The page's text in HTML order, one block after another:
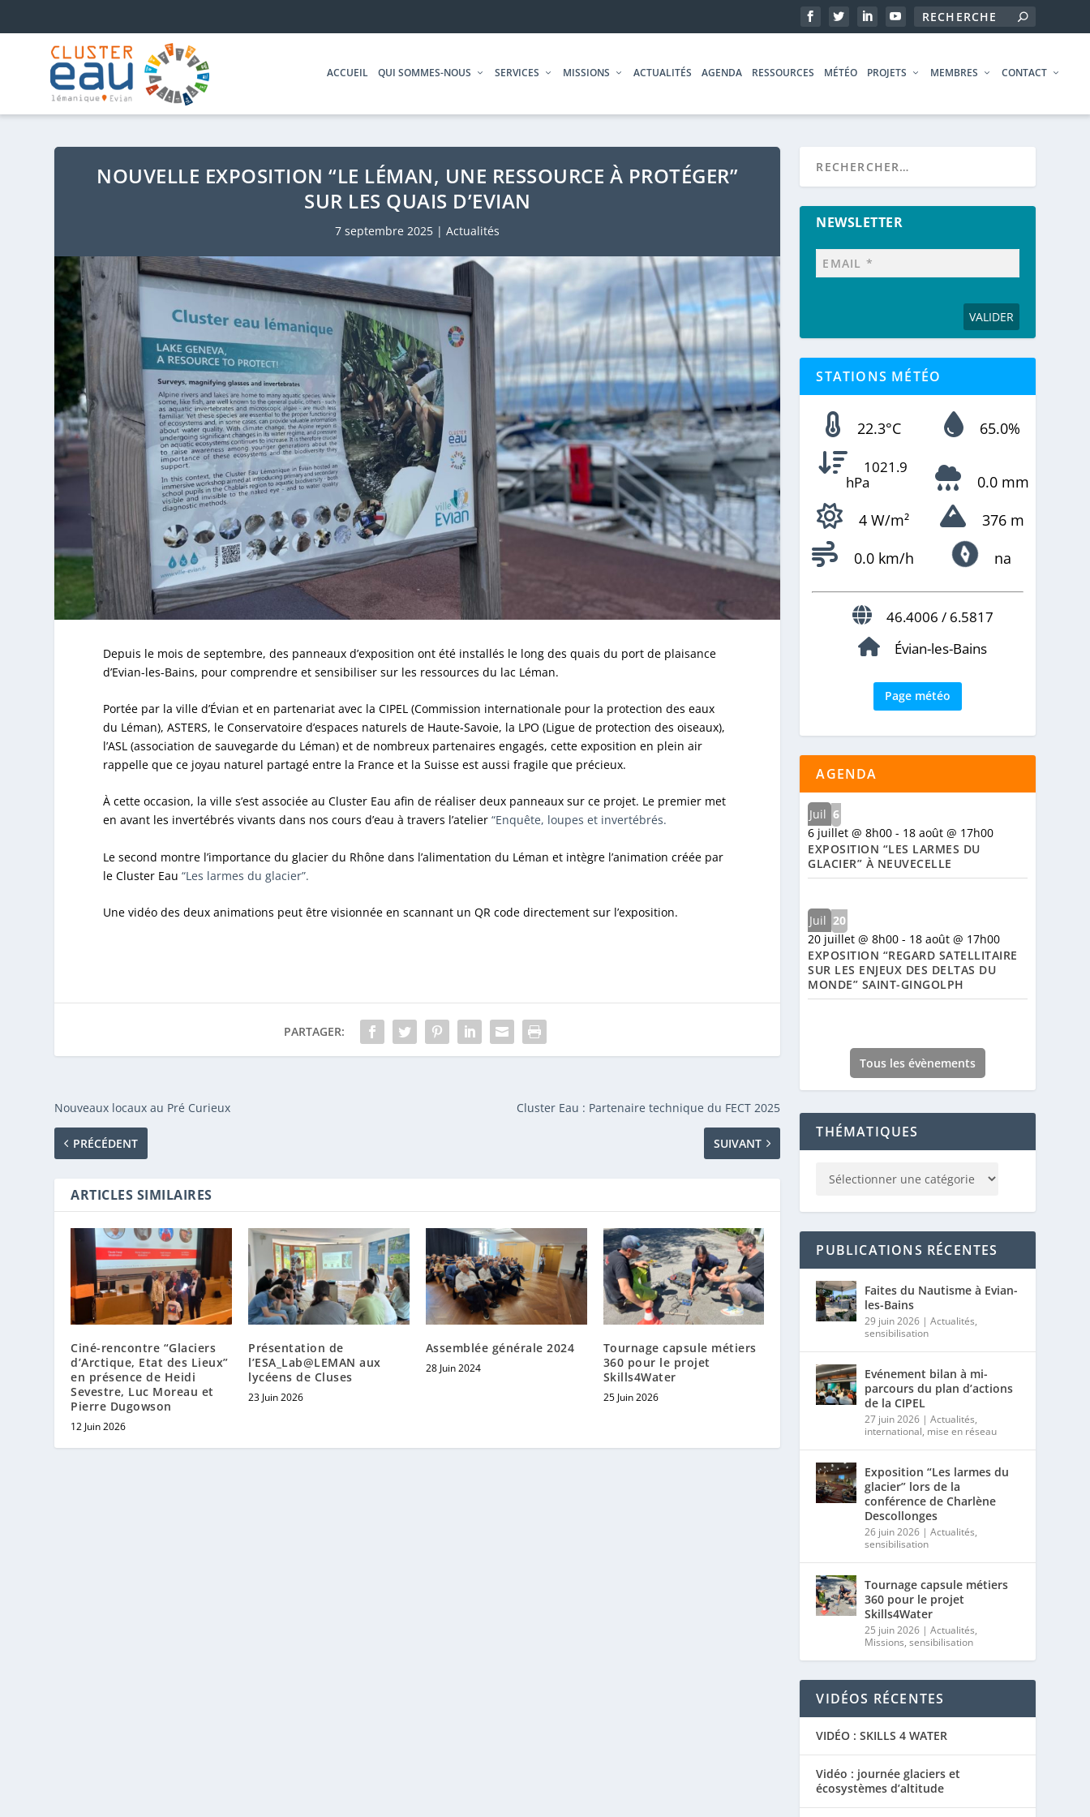
ACCUEIL QUI SOMMES-NOUS SERVICES MISSIONS ACTUALITÉS AGENDA RESSOURCES MÉTÉO PROJETS MEMBRES CONTACT
NOUVELLE EXPOSITION “LE LÉMAN, UNE RESSOURCE À PROTÉGER”
SUR LES QUAIS D’EVIAN
7 septembre 2025 |Actualités
Depuis le mois de septembre, des panneaux d’exposition ont été installés le long des quais du port de plaisance
d’Evian-les-Bains, pour comprendre et sensibiliser sur les ressources du lac Léman.
Portée par la ville d’Évian et en partenariat avec la CIPEL (Commission internationale pour la protection des eaux
du Léman), ASTERS, le Conservatoire d’espaces naturels de Haute-Savoie, la LPO (Ligue de protection des oiseaux),
l’ASL (association de sauvegarde du Léman) et de nombreux partenaires engagés, cette exposition en plein air
rappelle que ce joyau naturel partagé entre la France et la Suisse est aussi fragile que précieux.
À cette occasion, la ville s’est associée au Cluster Eau afin de réaliser deux panneaux sur ce projet. Le premier met
en avant les invertébrés vivants dans nos cours d’eau à travers l’atelier“Enquête, loupes et invertébrés.
Le second montre l’importance du glacier du Rhône dans l’alimentation du Léman et intègre l’animation créée par
le Cluster Eau“Les larmes du glacier”.
Une vidéo des deux animations peut être visionnée en scannant un QR code directement sur l’exposition.
PARTAGER:
Nouveaux locaux au Pré Curieux
PRÉCÉDENT
Cluster Eau : Partenaire technique du FECT 2025
SUIVANT
ARTICLES SIMILAIRES
Ciné-rencontre “Glaciers
d’Arctique, Etat des Lieux”
en présence de Heidi
Sevestre, Luc Moreau et
Pierre Dugowson
12 Juin 2026
Présentation de
l’ESA_Lab@LEMAN aux
lycéens de Cluses
23 Juin 2026
Assemblée générale 2024
28 Juin 2024
Tournage capsule métiers
360 pour le projet
Skills4Water
25 Juin 2026
NEWSLETTER
STATIONS MÉTÉO
22.3°C 65.0%
1021.9
hPa
0.0 mm
4 W/m²
376 m
0.0 km/h
na
46.4006 / 6.5817
Évian-les-Bains
Page météo
AGENDA
Juil 6
6 juillet @ 8h00 - 18 août @ 17h00
EXPOSITION “LES LARMES DU
GLACIER” À NEUVECELLE
Juil 20
20 juillet @ 8h00 - 18 août @ 17h00
EXPOSITION “REGARD SATELLITAIRE
SUR LES ENJEUX DES DELTAS DU
MONDE” SAINT-GINGOLPH
Tous les évènements
THÉMATIQUES
PUBLICATIONS RÉCENTES
Faites du Nautisme à Evian-
les-Bains
29 juin 2026 |Actualités,
sensibilisation
Evénement bilan à mi-
parcours du plan d’actions
de la CIPEL
27 juin 2026 |Actualités,
international, mise en réseau
Exposition “Les larmes du
glacier” lors de la
conférence de Charlène
Descollonges
26 juin 2026 |Actualités,
sensibilisation
Tournage capsule métiers
360 pour le projet
Skills4Water
25 juin 2026 |Actualités,
Missions,sensibilisation
VIDÉOS RÉCENTES
VIDÉO : SKILLS 4 WATER
Vidéo : journée glaciers et
écosystèmes d’altitude